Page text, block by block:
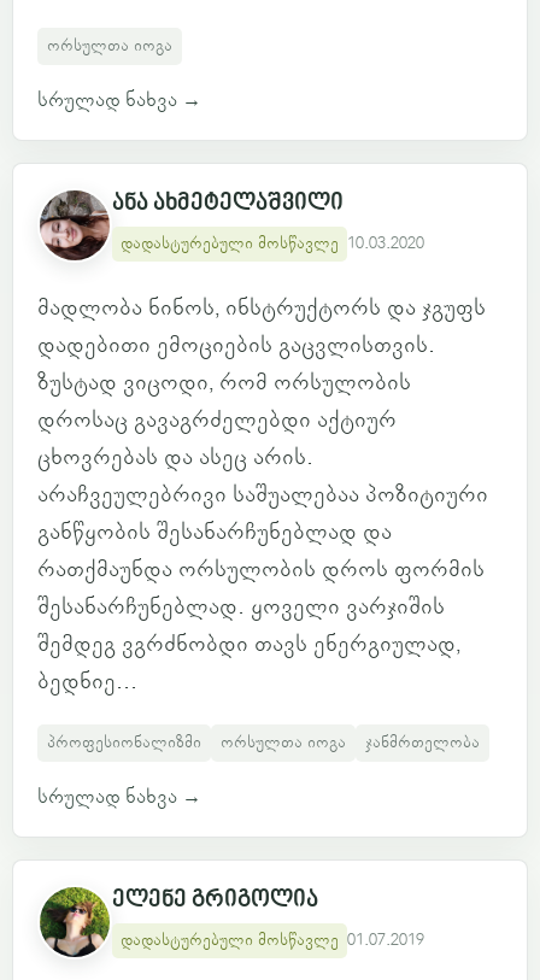
ორსულთა იოგა
სრულად ნახვა →
ანა ახმეტელაშვილი
დადასტურებული მოსწავლე 10.03.2020
მადლობა ნინოს, ინსტრუქტორს და ჯგუფს
დადებითი ემოციების გაცვლისთვის.
ზუსტად ვიცოდი, რომ ორსულობის
დროსაც გავაგრძელებდი აქტიურ
ცხოვრებას და ასეც არის.
არაჩვეულებრივი საშუალებაა პოზიტიური
განწყობის შესანარჩუნებლად და
რათქმაუნდა ორსულობის დროს ფორმის
შესანარჩუნებლად. ყოველი ვარჯიშის
შემდეგ ვგრძნობდი თავს ენერგიულად,
ბედნიე...
პროფესიონალიზმი ორსულთა იოგა ჯანმრთელობა
სრულად ნახვა →
ელენე გრიგოლია
დადასტურებული მოსწავლე 01.07.2019